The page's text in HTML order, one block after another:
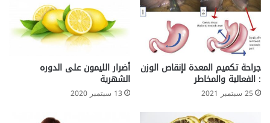
ض
ي
ا
س
ك
ر
جراحة تكميم المعدة لإنقاص الوزن
: الفعالية والمخاطر
25 سبتمبر 2021
أضرار الليمون على الدوره
الشهرية
13 سبتمبر 2020